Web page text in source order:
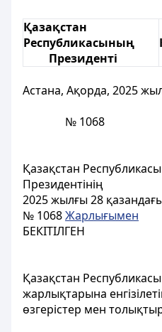
Қазақстан
Республикасының
Президенті
Астана, Ақорда, 2025
№ 1068
Қазақстан Республикасы
Президентінің
2025 жылғы 28
№ 1068Жарлығымен
БЕКІТІЛГЕН
Қазақстан
жарлықтарына
өзгерістер мен